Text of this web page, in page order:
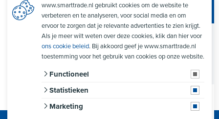
Smart Trade Assistent
Welkom op de website van Smart Trade! Als je
vragen hebt over ons bedrijf of de mogelijkheden
van onze software, stuur mij een berichtje en ik help
je graag verder!
Verstuur
www.smarttrade.nl gebruikt cookies om de website te
verbeteren en te analyseren, voor social media en om
ervoor te zorgen dat je relevante advertenties te zien krijgt.
Als je meer wilt weten over deze cookies, klik dan hier voor
ons cookie beleid. Bij akkoord geef je www.smarttrade.nl
toestemming voor het gebruik van cookies op onze website.
Functioneel
Statistieken
Marketing